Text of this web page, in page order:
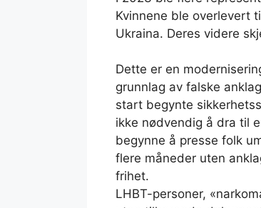
Kvinnene ble overlevert
Ukraina. Deres videre
Dette er en
grunnlag av falske
start begynte
ikke nødvendig å dra til
begynne å presse folk
flere måneder uten
frihet.
LHBT-personer,